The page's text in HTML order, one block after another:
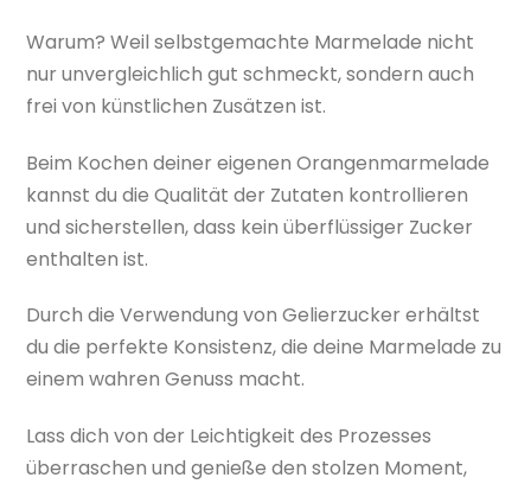
Warum? Weil selbstgemachte Marmelade nicht
nur unvergleichlich gut schmeckt, sondern auch
frei von künstlichen Zusätzen ist.
Beim Kochen deiner eigenen Orangenmarmelade
kannst du die Qualität der Zutaten kontrollieren
und sicherstellen, dass kein überflüssiger Zucker
enthalten ist.
Durch die Verwendung von Gelierzucker erhältst
du die perfekte Konsistenz, die deine Marmelade zu
einem wahren Genuss macht.
Lass dich von der Leichtigkeit des Prozesses
überraschen und genieße den stolzen Moment,